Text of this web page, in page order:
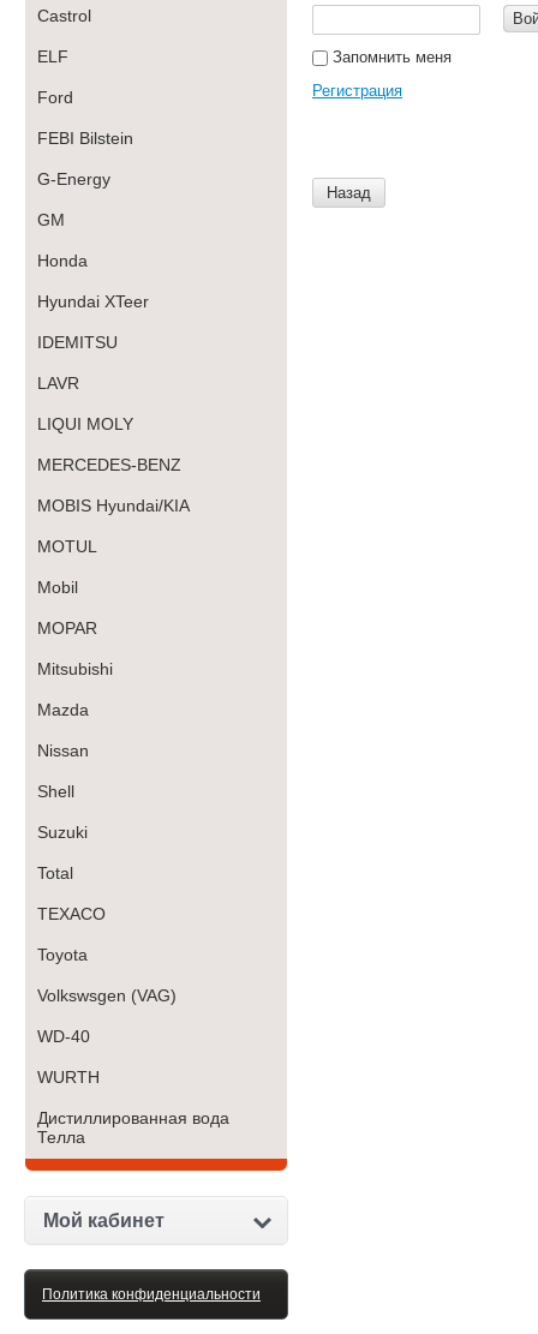
Castrol
ELF
Ford
FEBI Bilstein
G-Energy
GM
Honda
Hyundai XTeer
IDEMITSU
LAVR
LIQUI MOLY
MERCEDES-BENZ
MOBIS Hyundai/KIA
MOTUL
Mobil
MOPAR
Mitsubishi
Mazda
Nissan
Shell
Suzuki
Total
TEXACO
Toyota
Volkswsgen (VAG)
WD-40
WURTH
Дистиллированная вода
Телла
Мой кабинет
Политика конфиденциальности
Запомнить меня
Регистрация
Назад